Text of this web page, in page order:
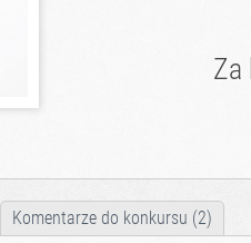
Za
Komentarze do konkursu (2)